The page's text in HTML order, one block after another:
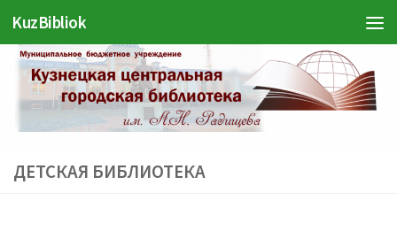
Перейти к содержимому
KuzBibliok
ДЕТСКАЯ БИБЛИОТЕКА